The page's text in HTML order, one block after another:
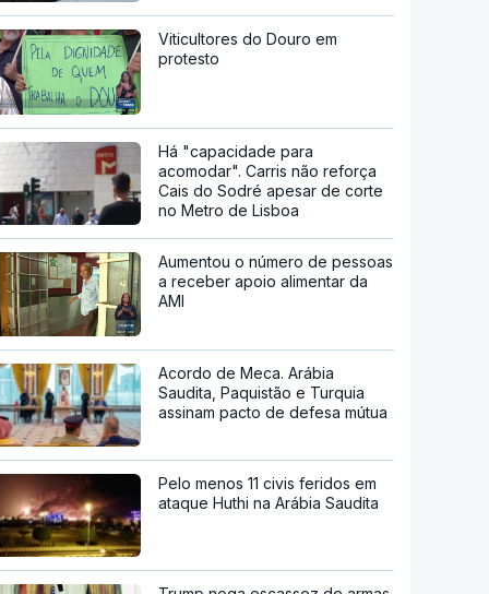
Viticultores do Douro em
protesto
Há "capacidade para
acomodar". Carris não reforça
Cais do Sodré apesar de corte
no Metro de Lisboa
Aumentou o número de pessoas
a receber apoio alimentar da
AMI
Acordo de Meca. Arábia
Saudita, Paquistão e Turquia
assinam pacto de defesa mútua
Pelo menos 11 civis feridos em
ataque Huthi na Arábia Saudita